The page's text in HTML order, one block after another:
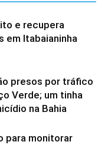
e recupera
em Itabaianinha
presos por tráfico
Verde; um tinha
na Bahia
para monitorar